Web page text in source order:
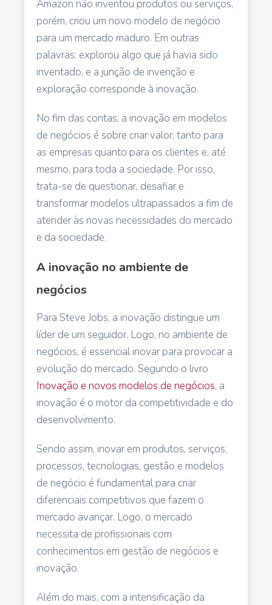
Amazon não inventou produtos ou serviços,
porém, criou um novo modelo de negócio
para um mercado maduro. Em outras
palavras: explorou algo que já havia sido
inventado, e a junção de invenção e
exploração corresponde à inovação.
No fim das contas, a inovação em modelos
de negócios é sobre criar valor, tanto para
as empresas quanto para os clientes e, até
mesmo, para toda a sociedade. Por isso,
trata-se de questionar, desafiar e
transformar modelos ultrapassados a fim de
atender às novas necessidades do mercado
e da sociedade.
A inovação no ambiente de
negócios
Para Steve Jobs, a inovação distingue um
líder de um seguidor. Logo, no ambiente de
negócios, é essencial inovar para provocar a
evolução do mercado. Segundo o livro
Inovação e novos modelos de negócios, a
inovação é o motor da competitividade e do
desenvolvimento.
Sendo assim, inovar em produtos, serviços,
processos, tecnologias, gestão e modelos
de negócio é fundamental para criar
diferenciais competitivos que fazem o
mercado avançar. Logo, o mercado
necessita de profissionais com
conhecimentos em gestão de negócios e
inovação.
Além do mais, com a intensificação da